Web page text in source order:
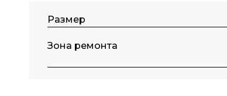
Размер
Зона ремонта